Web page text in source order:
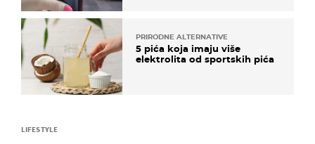
PRIRODNE ALTERNATIVE
5 pića koja imaju više
elektrolita od sportskih pića
LIFESTYLE